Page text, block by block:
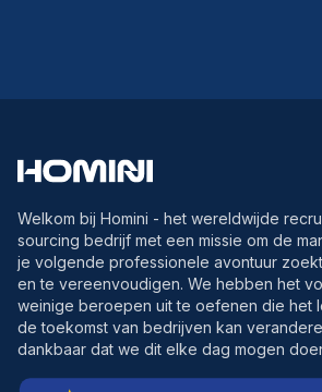
Welkom bij Homini - het wereldwijde
sourcing bedrijf met een missie om de
je volgende professionele avontuur
en te vereenvoudigen. We hebben het
weinige beroepen uit te oefenen die het
de toekomst van bedrijven kan
dankbaar dat we dit elke dag mogen